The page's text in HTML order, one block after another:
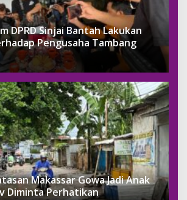
DPRD Sinjai Bantah Lakukan
Pengusaha Tambang
Makassar Gowa Jadi Anak
Diminta Perhatikan